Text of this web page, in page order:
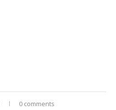
0 comments